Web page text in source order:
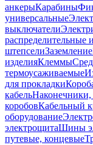
анкерыКарабины
универсальные
выключатели
распределительные
штепселиЗаземление
изделияКлеммы
термоусаживаемые
для прокладки
кабельНаконечники,
коробовКабельный
оборудование
электрощитаШины
путевые, концевые